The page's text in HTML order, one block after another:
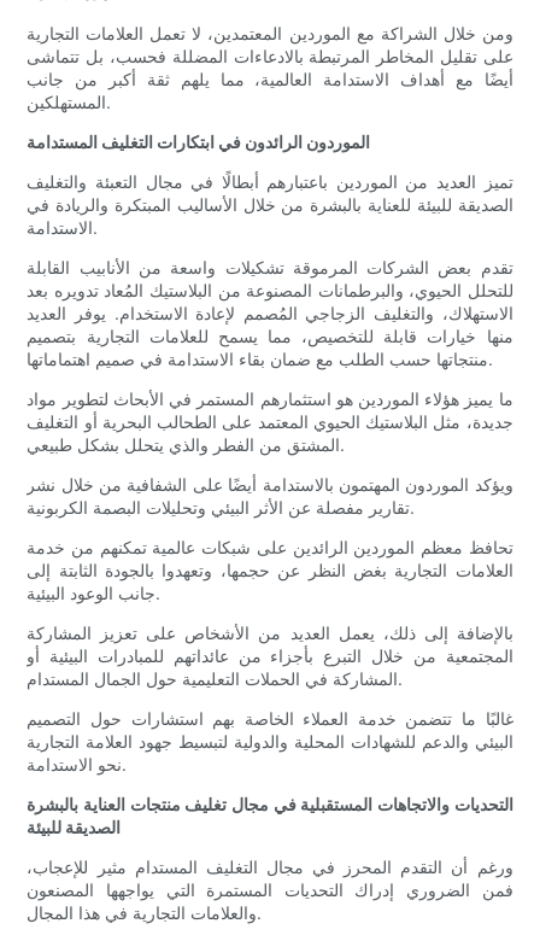
ومن خلال الشراكة مع الموردين المعتمدين، لا تعمل العلامات التجارية
على تقليل المخاطر المرتبطة بالادعاءات المضللة فحسب، بل تتماشى
أيضًا مع أهداف الاستدامة العالمية، مما يلهم ثقة أكبر من جانب
المستهلكين.
الموردون الرائدون في ابتكارات التغليف المستدامة
تميز العديد من الموردين باعتبارهم أبطالًا في مجال التعبئة والتغليف
الصديقة للبيئة للعناية بالبشرة من خلال الأساليب المبتكرة والريادة في
الاستدامة.
تقدم بعض الشركات المرموقة تشكيلات واسعة من الأنابيب القابلة
للتحلل الحيوي، والبرطمانات المصنوعة من البلاستيك المُعاد تدويره بعد
الاستهلاك، والتغليف الزجاجي المُصمم لإعادة الاستخدام. يوفر العديد
منها خيارات قابلة للتخصيص، مما يسمح للعلامات التجارية بتصميم
منتجاتها حسب الطلب مع ضمان بقاء الاستدامة في صميم اهتماماتها.
ما يميز هؤلاء الموردين هو استثمارهم المستمر في الأبحاث لتطوير مواد
جديدة، مثل البلاستيك الحيوي المعتمد على الطحالب البحرية أو التغليف
المشتق من الفطر والذي يتحلل بشكل طبيعي.
ويؤكد الموردون المهتمون بالاستدامة أيضًا على الشفافية من خلال نشر
تقارير مفصلة عن الأثر البيئي وتحليلات البصمة الكربونية.
تحافظ معظم الموردين الرائدين على شبكات عالمية تمكنهم من خدمة
العلامات التجارية بغض النظر عن حجمها، وتعهدوا بالجودة الثابتة إلى
جانب الوعود البيئية.
بالإضافة إلى ذلك، يعمل العديد من الأشخاص على تعزيز المشاركة
المجتمعية من خلال التبرع بأجزاء من عائداتهم للمبادرات البيئية أو
المشاركة في الحملات التعليمية حول الجمال المستدام.
غالبًا ما تتضمن خدمة العملاء الخاصة بهم استشارات حول التصميم
البيئي والدعم للشهادات المحلية والدولية لتبسيط جهود العلامة التجارية
نحو الاستدامة.
التحديات والاتجاهات المستقبلية في مجال تغليف منتجات العناية بالبشرة
الصديقة للبيئة
ورغم أن التقدم المحرز في مجال التغليف المستدام مثير للإعجاب،
فمن الضروري إدراك التحديات المستمرة التي يواجهها المصنعون
والعلامات التجارية في هذا المجال.